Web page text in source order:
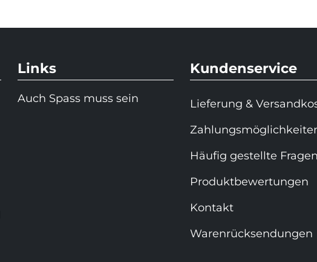
Links
Auch Spass muss sein
Kundenservice
Lieferung &
Häufig gestellte Fragen
Produktbewertungen
Kontakt
Warenrücksendungen